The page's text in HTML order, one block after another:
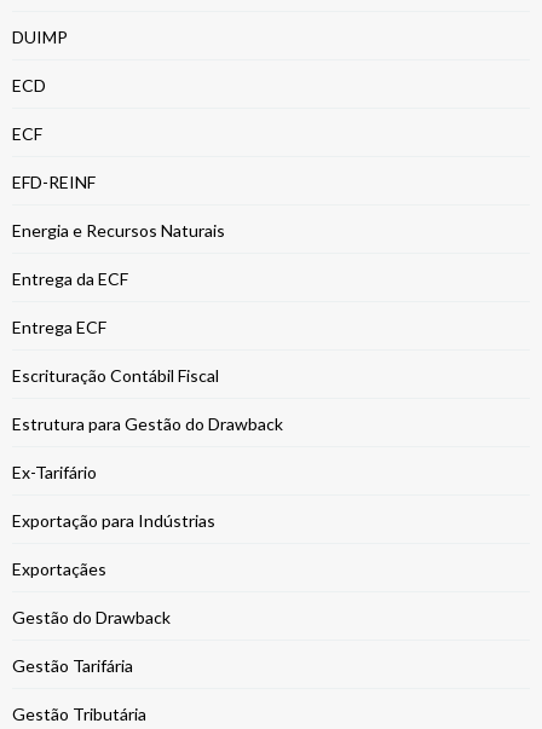
DUIMP
ECD
ECF
EFD-REINF
Energia e Recursos Naturais
Entrega da ECF
Entrega ECF
Escrituração Contábil Fiscal
Estrutura para Gestão do Drawback
Ex-Tarifário
Exportação para Indústrias
Exportaçães
Gestão do Drawback
Gestão Tarifária
Gestão Tributária